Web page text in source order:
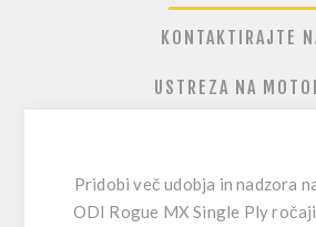
KONTAKTIRAJTE
USTREZA NA
Pridobi več udobja in nadzora
ODI Rogue MX Single Ply ročaji.